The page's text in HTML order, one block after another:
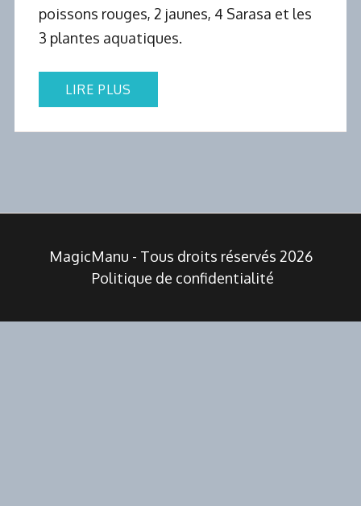
poissons rouges, 2 jaunes, 4 Sarasa et les
3 plantes aquatiques.
LIRE PLUS
MagicManu - Tous droits réservés 2026
Politique de confidentialité